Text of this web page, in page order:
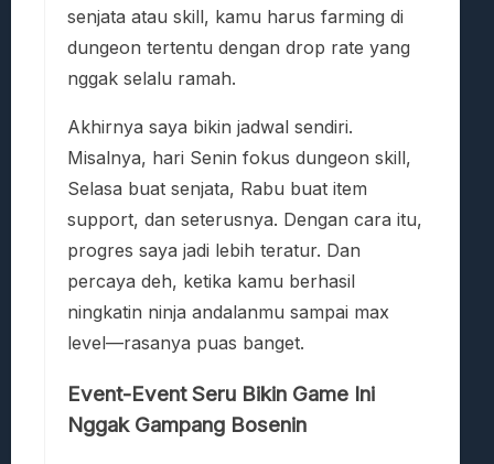
senjata atau skill, kamu harus farming di
dungeon tertentu dengan drop rate yang
nggak selalu ramah.
Akhirnya saya bikin jadwal sendiri.
Misalnya, hari Senin fokus dungeon skill,
Selasa buat senjata, Rabu buat item
support, dan seterusnya. Dengan cara itu,
progres saya jadi lebih teratur. Dan
percaya deh, ketika kamu berhasil
ningkatin ninja andalanmu sampai max
level—rasanya puas banget.
Event-Event Seru Bikin Game Ini
Nggak Gampang Bosenin